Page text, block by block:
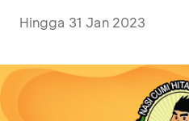
Hingga 31 Jan 2023